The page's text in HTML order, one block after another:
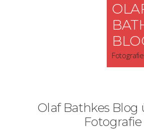
Olaf Bathkes Blog
Fotografie